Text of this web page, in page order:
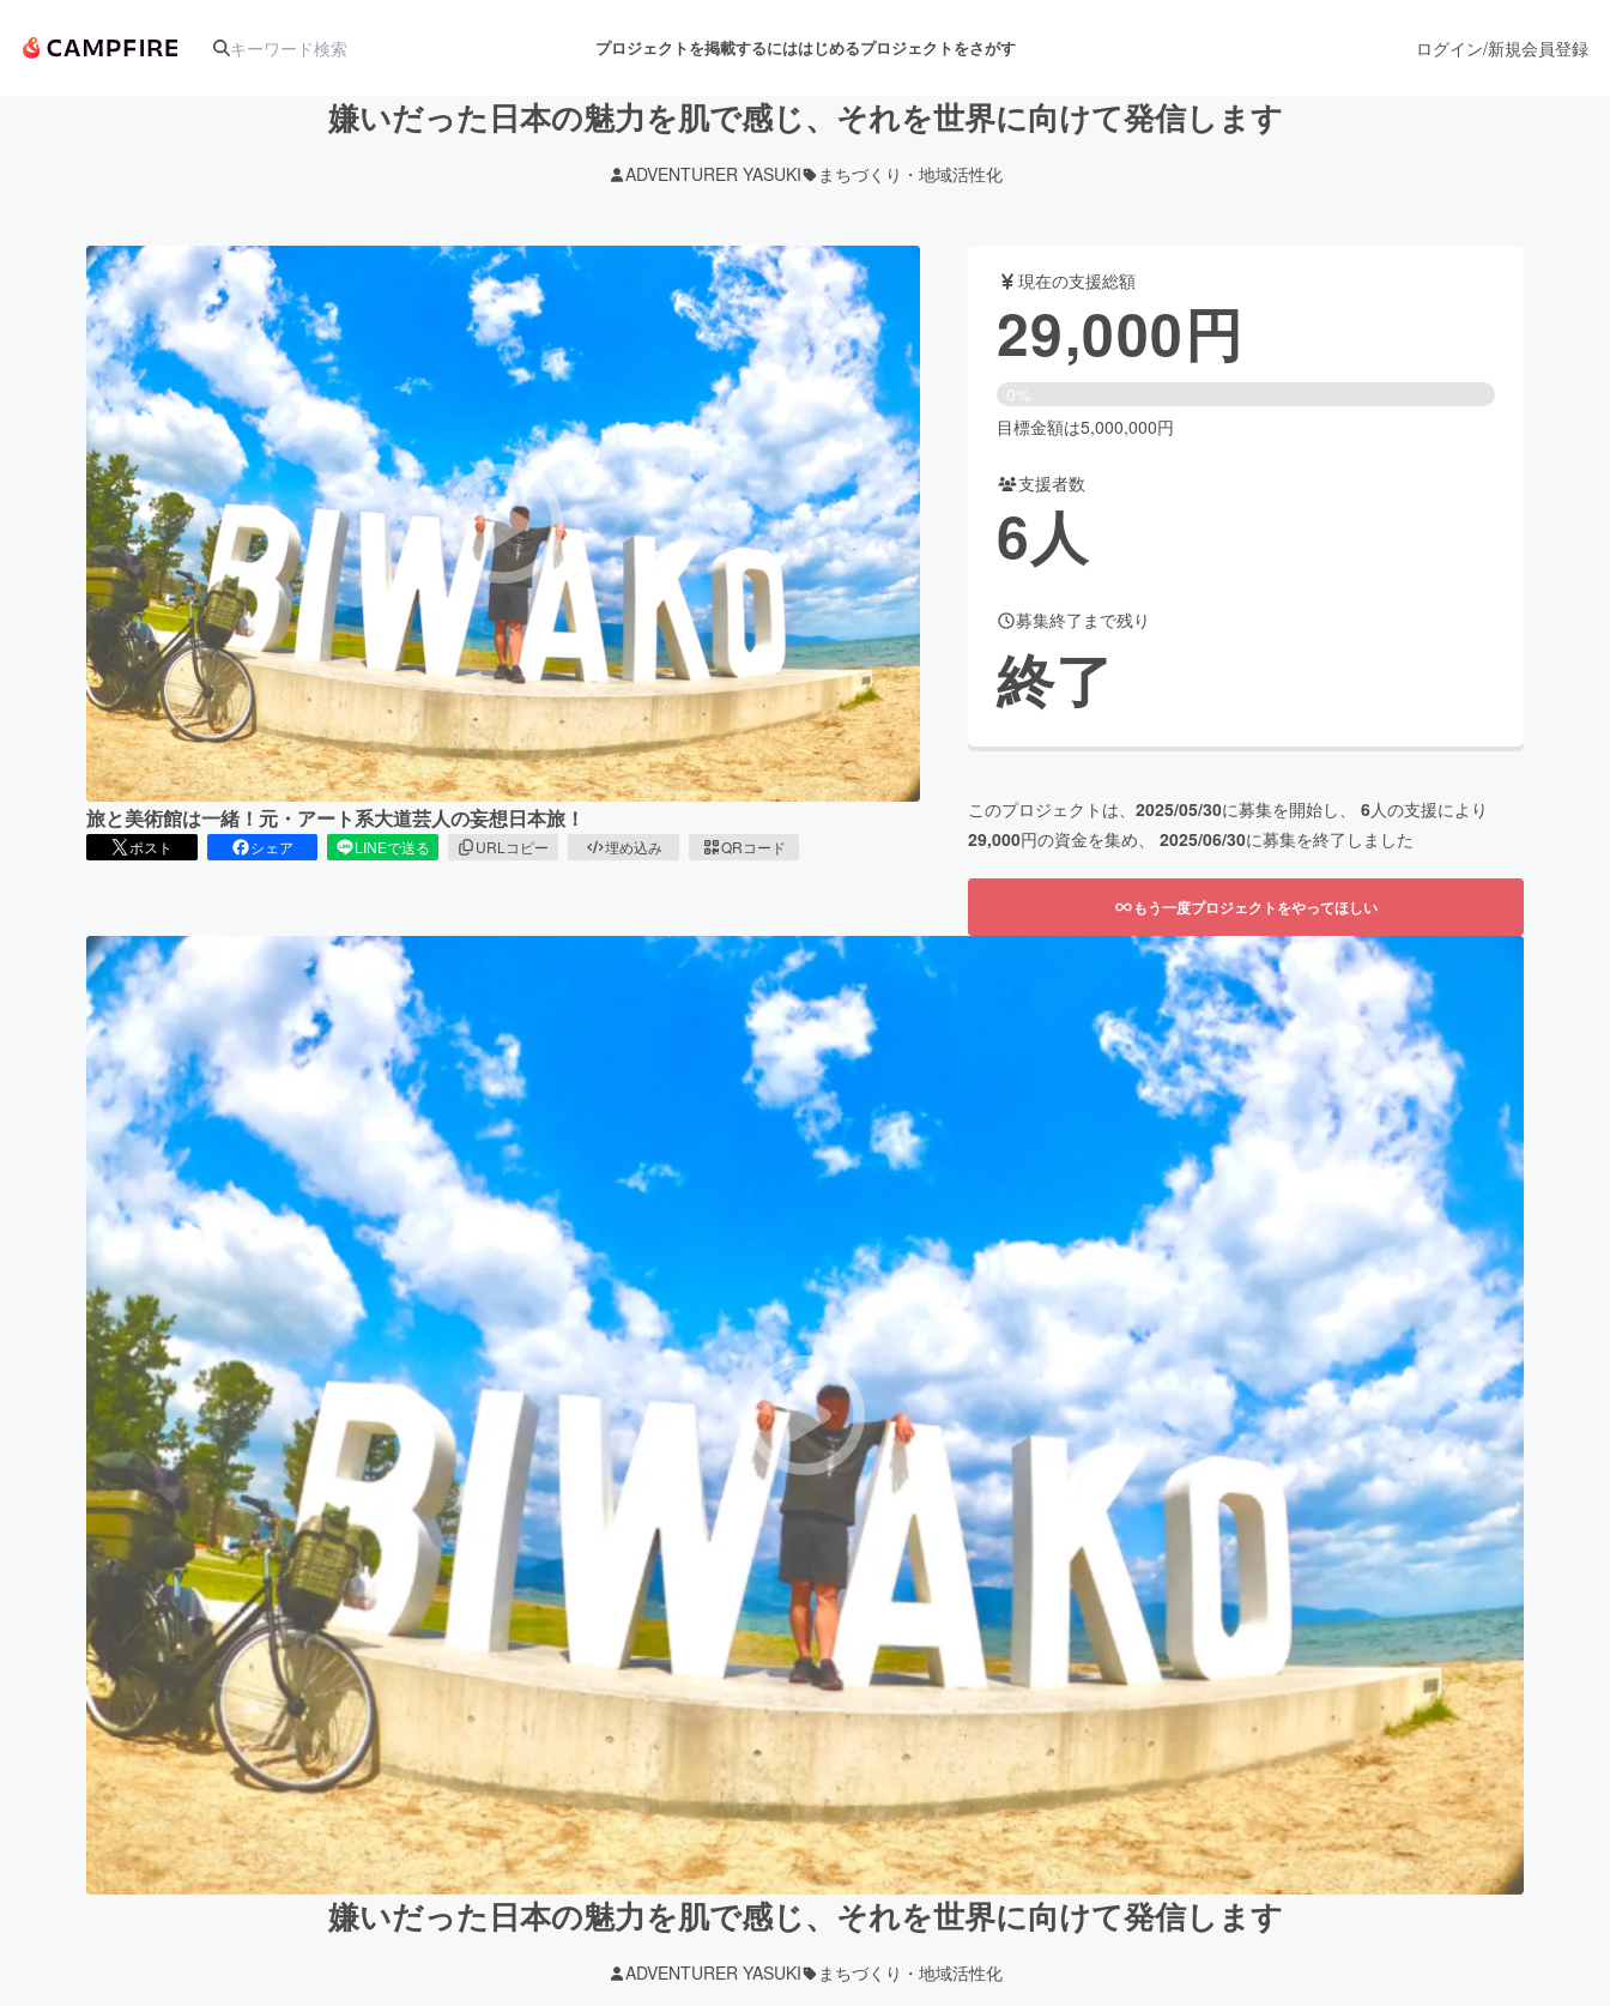
プロジェクトを掲載するにははじめるプロジェクトをさがす
アート・写真 舞台・パフォーマンス
テクノロジー・ガジェット ゲーム・サービス開発 フード・飲食店 ファッション
映像・映画 書籍・雑誌出版 アニメ・漫画
ビジネス・起業 チャレンジ ビューティー・ヘルスケア
まちづくり・地域活性化
CAMPFIRE for Social GoodCAMPFIRE Creation
CAMPFIREふるさと納税machi-yaコミュニティ
ログイン/新規会員登録
嫌いだった日本の魅力を肌で感じ、それを世界に向けて発信します
ADVENTURER YASUKI まちづくり・地域活性化
旅と美術館は一緒！元・アート系大道芸人の妄想日本旅！
ポスト シェア LINEで送る URLコピー 埋め込み QRコード
現在の支援総額
29,000円
0%
目標金額は5,000,000円
支援者数
6人
募集終了まで残り
終了
このプロジェクトは、 2025/05/30に募集を開始し、 6人の支援により
29,000円の資金を集め、 2025/06/30に募集を終了しました
もう一度プロジェクトをやってほしい
嫌いだった日本の魅力を肌で感じ、それを世界に向けて発信します
ADVENTURER YASUKI まちづくり・地域活性化